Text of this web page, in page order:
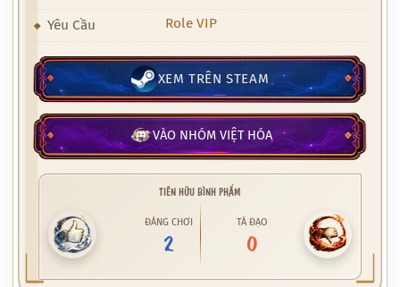
Yêu Cầu Role VIP
XEM TRÊN STEAM
VÀO NHÓM VIỆT HÓA
TIÊN HỮU BÌNH PHẨM
ĐÁNG CHƠI
2
TÀ ĐẠO
0